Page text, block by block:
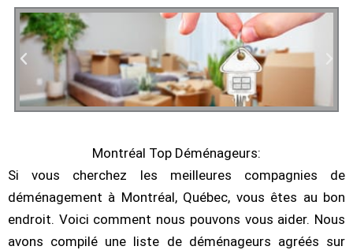
Montréal Top Déménageurs:
Si vous cherchez les meilleures compagnies de
déménagement à Montréal, Québec, vous êtes au bon
endroit. Voici comment nous pouvons vous aider. Nous
avons compilé une liste de déménageurs agréés sur